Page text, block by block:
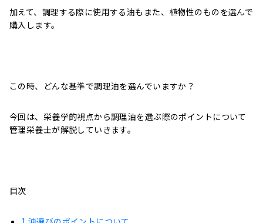
加えて、調理する際に使用する油もまた、植物性のものを選んで
購入します。
この時、どんな基準で調理油を選んでいますか？
今回は、栄養学的視点から調理油を選ぶ際のポイントについて
管理栄養士が解説していきます。
目次